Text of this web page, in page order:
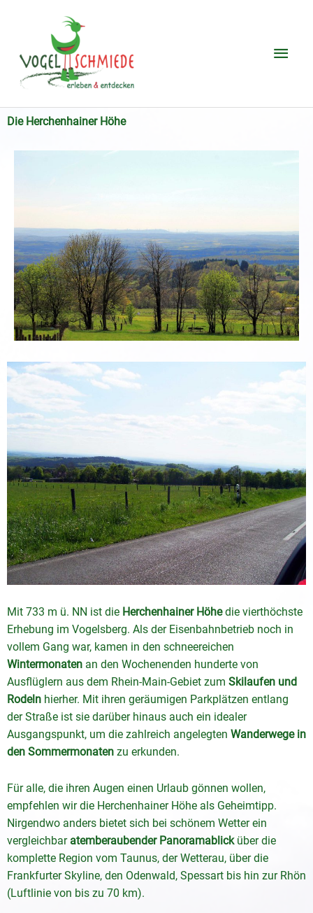
Die Herchenhainer Höhe
Mit 733 m ü. NN ist die Herchenhainer Höhedie vierthöchste
Erhebung im Vogelsberg. Als der Eisenbahnbetrieb noch in
vollem Gang war, kamen in den schneereichen
Wintermonaten an den Wochenenden hunderte von
Ausflüglern aus dem Rhein-Main-Gebiet zum Skilaufen und
Rodeln hierher. Mit ihren geräumigen Parkplätzen entlang
der Straße ist sie darüber hinaus auch ein idealer
Ausgangspunkt, um die zahlreich angelegten Wanderwege in
den Sommermonaten zu erkunden.
Für alle, die ihren Augen einen Urlaub gönnen wollen,
empfehlen wir die Herchenhainer Höhe als Geheimtipp.
Nirgendwo anders bietet sich bei schönem Wetter ein
vergleichbar atemberaubender Panoramablicküber die
komplette Region vom Taunus, der Wetterau, über die
Frankfurter Skyline, den Odenwald, Spessart bis hin zur Rhön
(Luftlinie von bis zu 70 km).